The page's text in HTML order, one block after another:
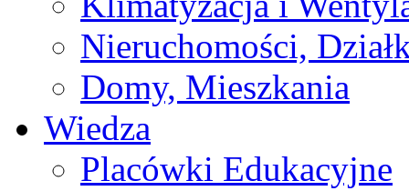
Nieruchomości,
Domy, Mieszkania
Wiedza
Placówki Edukacyjne